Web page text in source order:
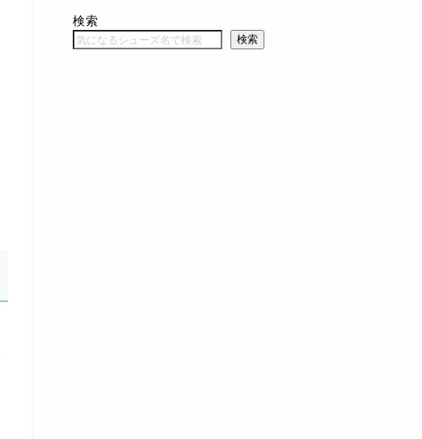
検索
検索